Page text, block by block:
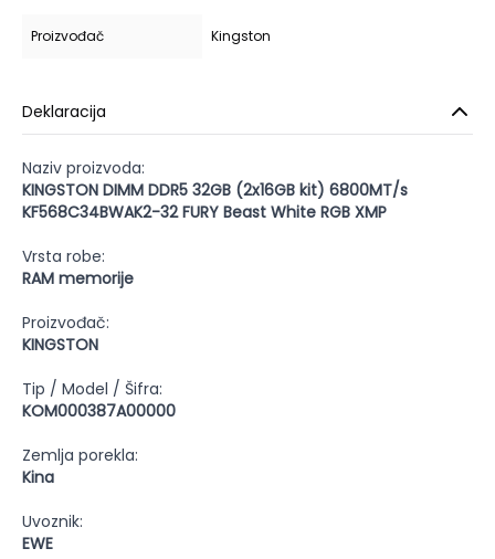
Proizvođač Kingston
Deklaracija
Naziv proizvoda:
KINGSTON DIMM DDR5 32GB (2x16GB kit) 6800MT/s
KF568C34BWAK2-32 FURY Beast White RGB XMP
Vrsta robe:
RAM memorije
Proizvođač:
KINGSTON
Tip / Model / Šifra:
KOM000387A00000
Zemlja porekla:
Kina
Uvoznik:
EWE